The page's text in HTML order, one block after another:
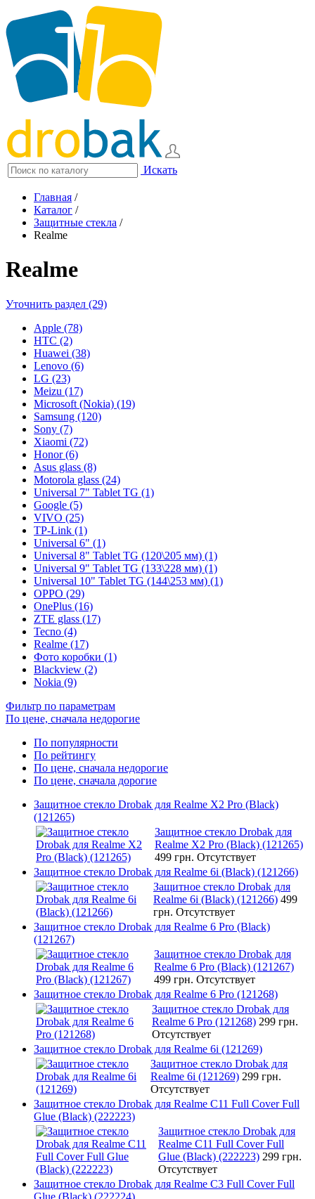
Искать
Главная /
Каталог /
Защитные стекла /
Realme
Realme
Уточнить раздел (29)
Apple (78)
HTC (2)
Huawei (38)
Lenovo (6)
LG (23)
Meizu (17)
Microsoft (Nokia) (19)
Samsung (120)
Sony (7)
Xiaomi (72)
Honor (6)
Asus glass (8)
Motorola glass (24)
Universal 7" Tablet TG (1)
Google (5)
VIVO (25)
TP-Link (1)
Universal 6" (1)
Universal 8" Tablet TG (120\205 мм) (1)
Universal 9" Tablet TG (133\228 мм) (1)
Universal 10" Tablet TG (144\253 мм) (1)
OPPO (29)
OnePlus (16)
ZTE glass (17)
Tecno (4)
Realme (17)
Фото коробки (1)
Blackview (2)
Nokia (9)
Фильтр по параметрам
По цене, сначала недорогие
По популярности
По рейтингу
По цене, сначала недорогие
По цене, сначала дорогие
Защитное стекло Drobak для Realme X2 Pro (Black)
(121265)
Защитное стекло Drobak для
Realme X2 Pro (Black) (121265)
499 грн. Отсутствует
Защитное стекло Drobak для Realme 6i (Black) (121266)
Защитное стекло Drobak для
Realme 6i (Black) (121266) 499
грн. Отсутствует
Защитное стекло Drobak для Realme 6 Pro (Black)
(121267)
Защитное стекло Drobak для
Realme 6 Pro (Black) (121267)
499 грн. Отсутствует
Защитное стекло Drobak для Realme 6 Pro (121268)
Защитное стекло Drobak для
Realme 6 Pro (121268) 299 грн.
Отсутствует
Защитное стекло Drobak для Realme 6i (121269)
Защитное стекло Drobak для
Realme 6i (121269) 299 грн.
Отсутствует
Защитное стекло Drobak для Realme C11 Full Cover Full
Glue (Black) (222223)
Защитное стекло Drobak для
Realme C11 Full Cover Full
Glue (Black) (222223) 299 грн.
Отсутствует
Защитное стекло Drobak для Realme C3 Full Cover Full
Glue (Black) (222224)